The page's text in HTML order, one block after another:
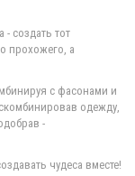
создать тот
прохожего, а
с фасонами и
одежду,
-
чудеса вместе!